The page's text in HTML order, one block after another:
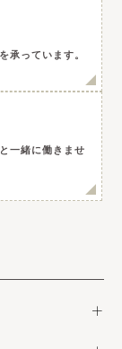
承っています。
一緒に働きませ